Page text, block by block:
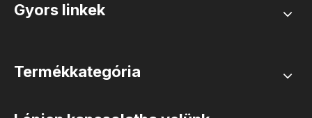
Gyors linkek
Termékkategória